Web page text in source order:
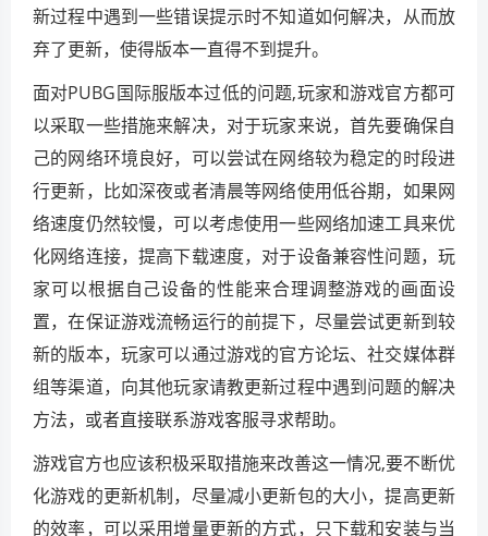
新过程中遇到一些错误提示时不知道如何解决，从而放
弃了更新，使得版本一直得不到提升。
面对PUBG国际服版本过低的问题,玩家和游戏官方都可
以采取一些措施来解决，对于玩家来说，首先要确保自
己的网络环境良好，可以尝试在网络较为稳定的时段进
行更新，比如深夜或者清晨等网络使用低谷期，如果网
络速度仍然较慢，可以考虑使用一些网络加速工具来优
化网络连接，提高下载速度，对于设备兼容性问题，玩
家可以根据自己设备的性能来合理调整游戏的画面设
置，在保证游戏流畅运行的前提下，尽量尝试更新到较
新的版本，玩家可以通过游戏的官方论坛、社交媒体群
组等渠道，向其他玩家请教更新过程中遇到问题的解决
方法，或者直接联系游戏客服寻求帮助。
游戏官方也应该积极采取措施来改善这一情况,要不断优
化游戏的更新机制，尽量减小更新包的大小，提高更新
的效率，可以采用增量更新的方式，只下载和安装与当